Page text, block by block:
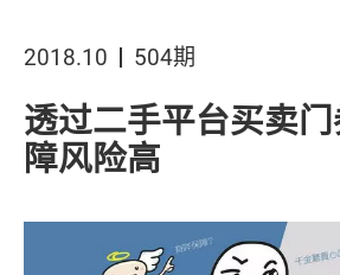
2018.10 504期
透过二手平台买卖
障风险高